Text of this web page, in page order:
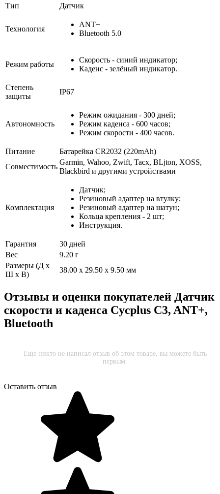
Тип
Датчик
Технология
ANT+
Bluetooth 5.0
Режим работы
Скорость - синий индикатор;
Каденс - зелёный индикатор.
Степень
защиты
IP67
Автономность
Режим ожидания - 300 дней;
Режим каденса - 600 часов;
Режим скорости - 400 часов.
Питание
Батарейка CR2032 (220mAh)
Совместимость
Garmin, Wahoo, Zwift, Tacx, BLjton, XOSS,
Blackbird и другими устройствами
Комплектация
Датчик;
Резиновый адаптер на втулку;
Резиновый адаптер на шатун;
Кольца крепления - 2 шт;
Инструкция.
Гарантия
30 дней
Вес
9.20 г
Размеры (Д х
Ш х В)
38.00 x 29.50 x 9.50 мм
Отзывы и оценки покупателей Датчик
скорости и каденса Cycplus C3, ANT+,
Bluetooth
Еще никто не написал отзыв об этом товаре, вы можете быть
первым.
Оставить отзыв